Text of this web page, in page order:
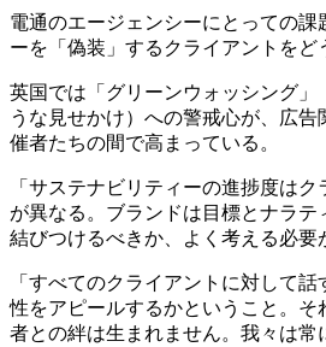
電通のエージェンシーにとっての課
ーを「偽装」するクライアントをど
英国では「グリーンウォッシング」
うな見せかけ）への警戒心が、広
催者たちの間で高まっている。
「サステナビリティーの進捗度は
が異なる。ブランドは目標とナラテ
結びつけるべきか、よく考える必要
「すべてのクライアントに対して
性をアピールするかということ。そ
者との絆は生まれません。我々は常